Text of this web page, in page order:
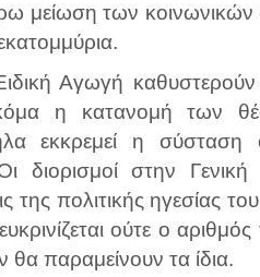
μείωση των
Αγωγή
η κατανομή των
εκκρεμεί η
διορισμοί στην
πολιτικής ηγεσίας
ούτε ο
θα παραμείνουν τα ίδια.